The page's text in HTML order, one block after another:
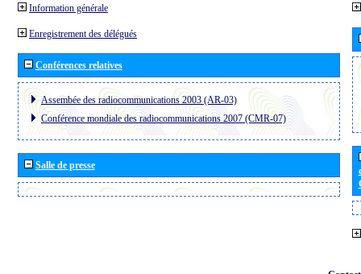
Information générale
Enregistrement des délégués
Conférences relatives
Assembée des radiocommunications 2003 (AR-03)
Conférence mondiale des radiocommunications 2007 (CMR-07)
Salle de presse